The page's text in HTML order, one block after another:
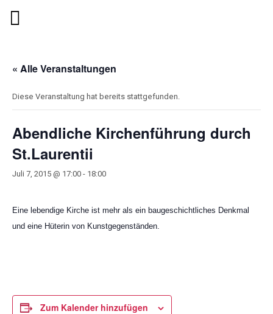
« Alle Veranstaltungen
Diese Veranstaltung hat bereits stattgefunden.
Abendliche Kirchenführung durch
St.Laurentii
Juli 7, 2015 @ 17:00 - 18:00
Eine lebendige Kirche ist mehr als ein baugeschichtliches Denkmal
und eine Hüterin von Kunstgegenständen.
Zum Kalender hinzufügen